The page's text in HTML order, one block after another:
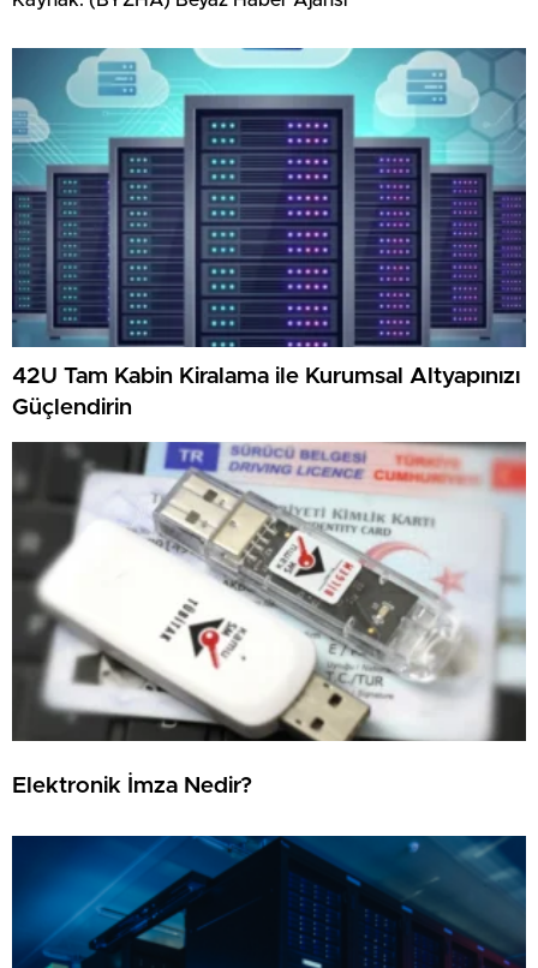
42U Tam Kabin Kiralama ile Kurumsal Altyapınızı
Güçlendirin
Elektronik İmza Nedir?